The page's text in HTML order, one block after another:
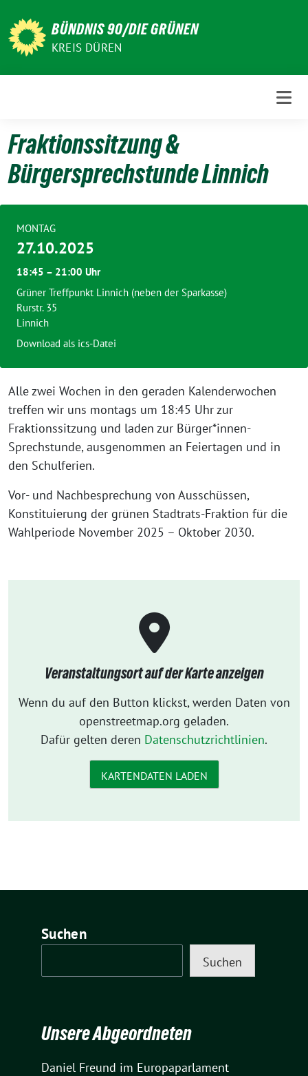
zum
Inhalt
BÜNDNIS 90/DIE GRÜNEN
KREIS DÜREN
Fraktionssitzung &
Bürgersprechstunde Linnich
Alle zwei Wochen in den geraden Kalenderwochen
treffen wir uns montags um 18:45 Uhr zur
Fraktionssitzung und laden zur Bürger*innen-
Sprechstunde, ausgenommen an Feiertagen und in
den Schulferien.
Vor- und Nachbesprechung von Ausschüssen,
Konstituierung der grünen Stadtrats-Fraktion für die
Wahlperiode November 2025 – Oktober 2030.
MONTAG
27.10.2025
18:45 – 21:00 Uhr
Grüner Treffpunkt Linnich (neben der Sparkasse)
Rurstr. 35
Linnich
Download als ics-Datei
Veranstaltungsort auf der Karte anzeigen
Wenn du auf den Button klickst, werden Daten von
openstreetmap.org geladen.
Dafür gelten deren Datenschutzrichtlinien.
KARTENDATEN LADEN
Suchen
Suchen
Unsere Abgeordneten
Daniel Freund im Europaparlament